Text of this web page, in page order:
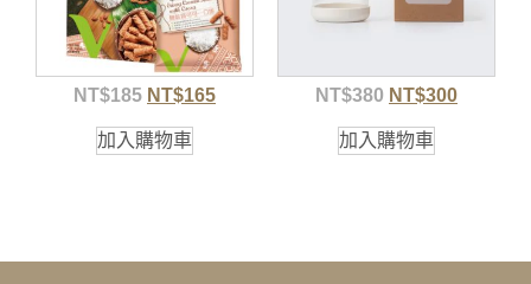
NT$185 NT$165
加入購物車
NT$380 NT$300
加入購物車